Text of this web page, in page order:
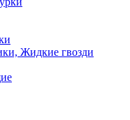
Жидкие гвозди